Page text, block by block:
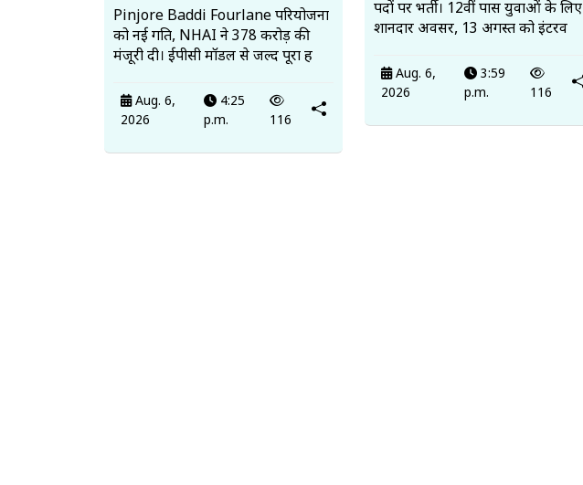
Pinjore Baddi Fourlane परियोजना
को नई गति, NHAI ने 378 करोड़ की
मंजूरी दी। ईपीसी मॉडल से जल्द पूरा ह
Aug. 6,
2026
4:25
p.m.
116
पदों पर भर्ती। 12वीं पास युवाओं के लिए
शानदार अवसर, 13 अगस्त को इंटरव
Aug. 6,
2026
3:59
p.m.
116